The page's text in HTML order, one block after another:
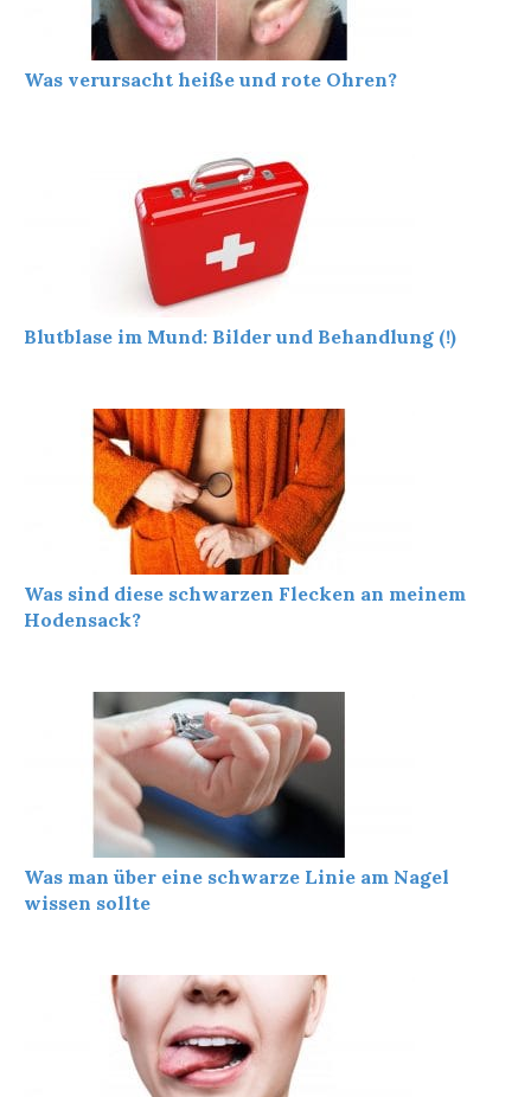
Was verursacht heiße und rote Ohren?
Blutblase im Mund: Bilder und Behandlung (!)
Was sind diese schwarzen Flecken an meinem
Hodensack?
Was man über eine schwarze Linie am Nagel
wissen sollte